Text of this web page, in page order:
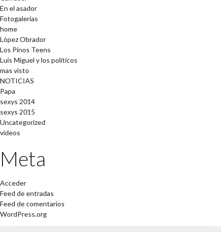
En el asador
Fotogalerías
home
López Obrador
Los Pinos Teens
Luis Miguel y los políticos
mas visto
NOTICIAS
Papa
sexys 2014
sexys 2015
Uncategorized
videos
Meta
Acceder
Feed de entradas
Feed de comentarios
WordPress.org